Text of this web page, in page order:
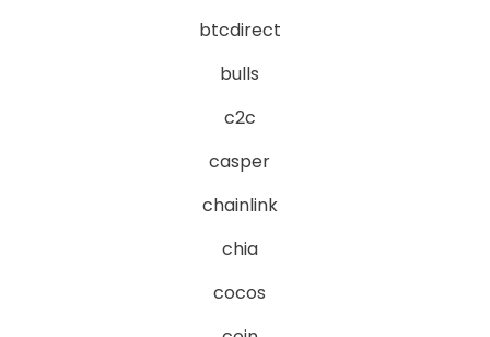
btcdirect
bulls
c2c
casper
chainlink
chia
cocos